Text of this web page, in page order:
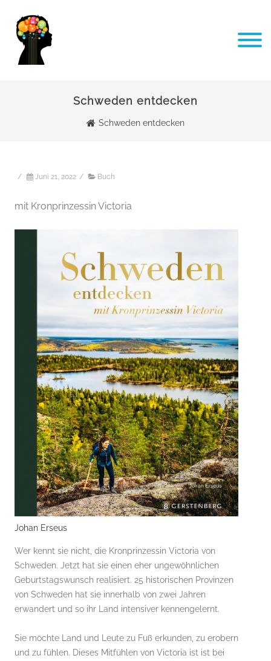
Schweden entdecken
Schweden entdecken
/ Juni 21, 2022 / Buch
mit Kronprinzessin Victoria
Johan Erseus
Wer kennt sie nicht, die Kronprinzessin Victoria von
Schweden. Jetzt hat sie einen eher ungewöhnlichen
Geburtstagswunsch realisiert. 25 historischen Provinzen
von Schweden hat sie innerhalb von zwei Jahren
erwandert und so ihr Land intensiver kennengelernt.
Sie möchte Land und Leute zu Fuß erkunden, zu erobern
und zu fühlen. Dieses Mitfühlen von Victoria ist ist bei